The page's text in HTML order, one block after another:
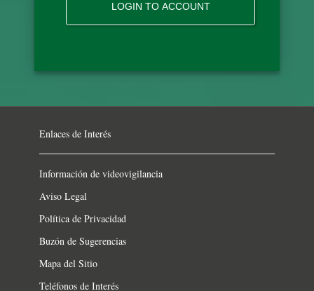
Enlaces de Interés
Información de videovigilancia
Aviso Legal
Política de Privacidad
Buzón de Sugerencias
Mapa del Sitio
Teléfonos de Interés